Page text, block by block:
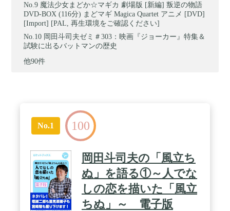
魔法少女まどか☆マギカ 劇場版 [新編] 叛逆の物語
DVD-BOX (116分) まどマギ Magica Quartet アニメ [DVD]
[Import] [PAL, 再生環境をご確認ください]
岡田斗司夫ゼミ＃303：映画『ジョーカー』特集＆
試験に出るバットマンの歴史
他90件
No.1 100
岡田斗司夫の「風立ち
ぬ」を語る①～人でな
しの恋を描いた「風立
ちぬ」～ 電子版